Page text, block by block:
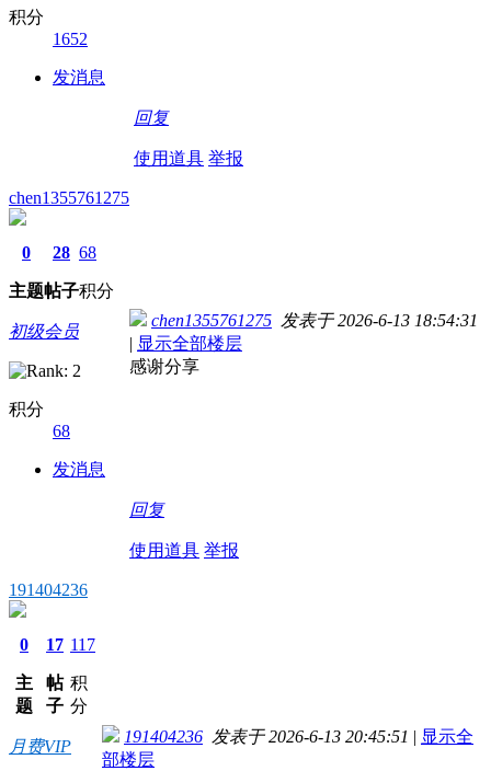
积分
1652
发消息
回复
使用道具 举报
chen1355761275
0
主题
28
帖子
68
积分
初级会员
积分
68
发消息
chen1355761275 发表于 2026-6-13 18:54:31
| 显示全部楼层
感谢分享
回复
使用道具 举报
191404236
0
主
题
17
帖
子
117
积
分
月费VIP
191404236 发表于 2026-6-13 20:45:51 | 显示全
部楼层